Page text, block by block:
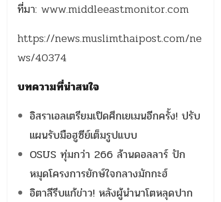
ที่มา: www.middleeastmonitor.com
https://news.muslimthaipost.com/ne
ws/40374
บทความที่น่าสนใจ
อิสราเอลเตรียมเปิดศึกเยเมนอีกครั้ง! ปรับ
แผนรับมือฮูซีย์เต็มรูปแบบ
OSUS ทุ่มกว่า 266 ล้านดอลลาร์ ปัก
หมุดโครงการยักษ์ใจกลางมักกะฮ์
อิตาลีรีบแก้ข่าว! หลังผู้นำนาโตหลุดปาก